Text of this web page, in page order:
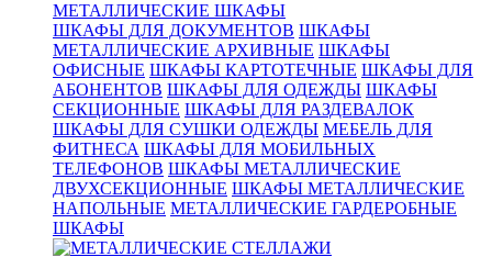
МЕТАЛЛИЧЕСКИЕ ШКАФЫ
ШКАФЫ ДЛЯ ДОКУМЕНТОВ ШКАФЫ
МЕТАЛЛИЧЕСКИЕ АРХИВНЫЕ ШКАФЫ
ОФИСНЫЕ ШКАФЫ КАРТОТЕЧНЫЕ ШКАФЫ ДЛЯ
АБОНЕНТОВ ШКАФЫ ДЛЯ ОДЕЖДЫ ШКАФЫ
СЕКЦИОННЫЕ ШКАФЫ ДЛЯ РАЗДЕВАЛОК
ШКАФЫ ДЛЯ СУШКИ ОДЕЖДЫ МЕБЕЛЬ ДЛЯ
ФИТНЕСА ШКАФЫ ДЛЯ МОБИЛЬНЫХ
ТЕЛЕФОНОВ ШКАФЫ МЕТАЛЛИЧЕСКИЕ
ДВУХСЕКЦИОННЫЕ ШКАФЫ МЕТАЛЛИЧЕСКИЕ
НАПОЛЬНЫЕ МЕТАЛЛИЧЕСКИЕ ГАРДЕРОБНЫЕ
ШКАФЫ